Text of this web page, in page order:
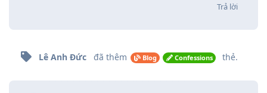
Trả lời
Lê Anh Đức đã thêm Blog Confessions thẻ.